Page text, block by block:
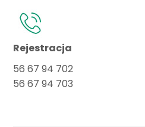
Rejestracja
56 67 94 702
56 67 94 703